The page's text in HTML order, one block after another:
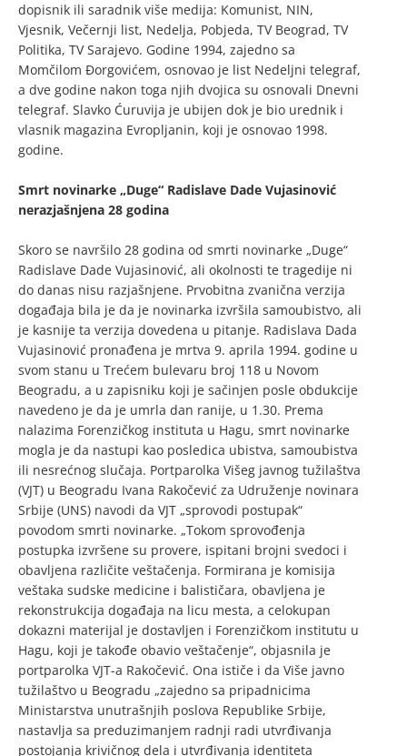
dopisnik ili saradnik više medija: Komunist, NIN,
Vjesnik, Večernji list, Nedelja, Pobjeda, TV Beograd, TV
Politika, TV Sarajevo. Godine 1994, zajedno sa
Momčilom Đorgovićem, osnovao je list Nedeljni telegraf,
a dve godine nakon toga njih dvojica su osnovali Dnevni
telegraf. Slavko Ćuruvija je ubijen dok je bio urednik i
vlasnik magazina Evropljanin, koji je osnovao 1998.
godine.
Smrt novinarke „Duge“ Radislave Dade Vujasinović
nerazjašnjena 28 godina
Skoro se navršilo 28 godina od smrti novinarke „Duge“
Radislave Dade Vujasinović, ali okolnosti te tragedije ni
do danas nisu razjašnjene. Prvobitna zvanična verzija
događaja bila je da je novinarka izvršila samoubistvo, ali
je kasnije ta verzija dovedena u pitanje. Radislava Dada
Vujasinović pronađena je mrtva 9. aprila 1994. godine u
svom stanu u Trećem bulevaru broj 118 u Novom
Beogradu, a u zapisniku koji je sačinjen posle obdukcije
navedeno je da je umrla dan ranije, u 1.30. Prema
nalazima Forenzičkog instituta u Hagu, smrt novinarke
mogla je da nastupi kao posledica ubistva, samoubistva
ili nesrećnog slučaja. Portparolka Višeg javnog tužilaštva
(VJT) u Beogradu Ivana Rakočević za Udruženje novinara
Srbije (UNS) navodi da VJT „sprovodi postupak“
povodom smrti novinarke. „Tokom sprovođenja
postupka izvršene su provere, ispitani brojni svedoci i
obavljena različite veštačenja. Formirana je komisija
veštaka sudske medicine i balističara, obavljena je
rekonstrukcija događaja na licu mesta, a celokupan
dokazni materijal je dostavljen i Forenzičkom institutu u
Hagu, koji je takođe obavio veštačenje“, objasnila je
portparolka VJT-a Rakočević. Ona ističe i da Više javno
tužilaštvo u Beogradu „zajedno sa pripadnicima
Ministarstva unutrašnjih poslova Republike Srbije,
nastavlja sa preduzimanjem radnji radi utvrđivanja
postojanja krivičnog dela i utvrđivanja identiteta